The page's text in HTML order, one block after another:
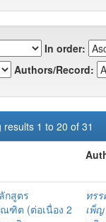
In order:
Authors/Record:
results 1 to 20 of 31
กสูตร
ฑิต (ต่อเนื่อง 2
ทร
เพ็